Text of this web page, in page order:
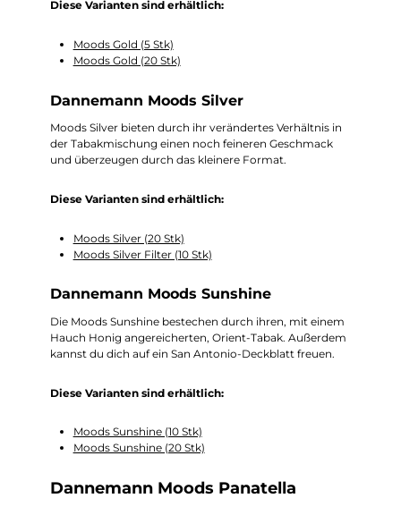
Diese Varianten sind erhältlich:
Moods Gold (5 Stk)
Moods Gold (20 Stk)
Dannemann Moods Silver
Moods Silver bieten durch ihr verändertes Verhältnis in
der Tabakmischung einen noch feineren Geschmack
und überzeugen durch das kleinere Format.
Diese Varianten sind erhältlich:
Moods Silver (20 Stk)
Moods Silver Filter (10 Stk)
Dannemann Moods Sunshine
Die Moods Sunshine bestechen durch ihren, mit einem
Hauch Honig angereicherten, Orient-Tabak. Außerdem
kannst du dich auf ein San Antonio-Deckblatt freuen.
Diese Varianten sind erhältlich:
Moods Sunshine (10 Stk)
Moods Sunshine (20 Stk)
Dannemann Moods Panatella